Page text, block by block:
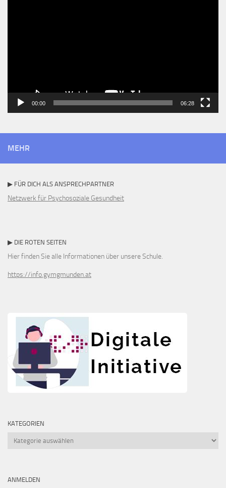
00:00 06:28
MEHR
▶ FÜR DICH ALS ANSPRECHPARTNER
Netzwerk für Psychosoziale Gesundheit
▶ DIE ROTEN SEITEN
Hier finden Sie alle Informationen über unsere Schule.
https://info.gymgmunden.at
KATEGORIEN
Kategorien
ANMELDEN